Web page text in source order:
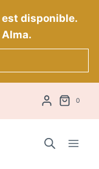
disponible.
0